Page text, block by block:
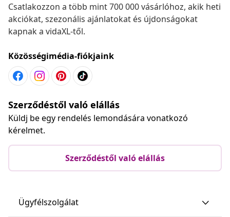
Csatlakozzon a több mint 700 000 vásárlóhoz, akik heti
akciókat, szezonális ajánlatokat és újdonságokat
kapnak a vidaXL-től.
Közösségimédia-fiókjaink
Szerződéstől való elállás
Küldj be egy rendelés lemondására vonatkozó
kérelmet.
Szerződéstől való elállás
Ügyfélszolgálat